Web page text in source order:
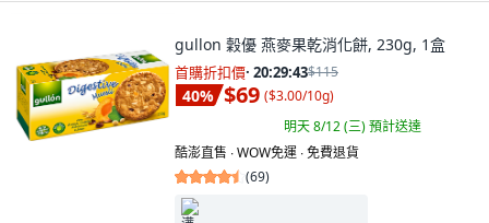
gullon 穀優 燕麥果乾消化餅, 230g, 1盒
首購折扣價· 20:29:41$115
40% $69 ($3.00/10g)
明天 8/12 (三)預計送達
酷澎直售 ∙ WOW免運 ∙ 免費退貨
(69)